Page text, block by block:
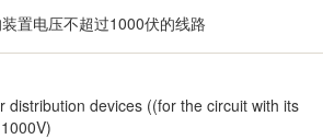
置电压不超过1000伏的线路
distribution devices ((for the circuit with its